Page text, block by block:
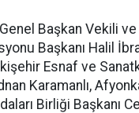
Başkan Vekili
Başkanı Halil
Esnaf ve
Karamanlı,
Birliği Başkanı